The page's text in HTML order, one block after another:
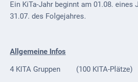
ab
1816
Datenschutz
Kontakt
Ein KiTa-Jahr beginnt am 01.08. eines
31.07. des Folgejahres.
Allgemeine Infos
4 KITA Gruppen (100 KITA-Plätze)